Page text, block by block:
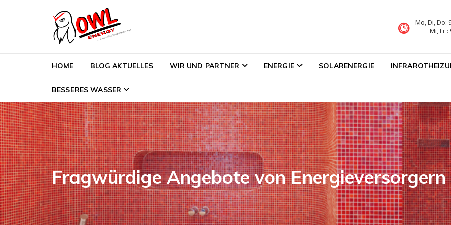
OWL-Energy
HOME BLOG AKTUELLES WIR UND PARTNER ENERGIE SOLARENERGIE
BESSERES WASSER
Mo, Di, Do:
Mi, Fr :
Fragwürdige Angebote von Energieversorgern